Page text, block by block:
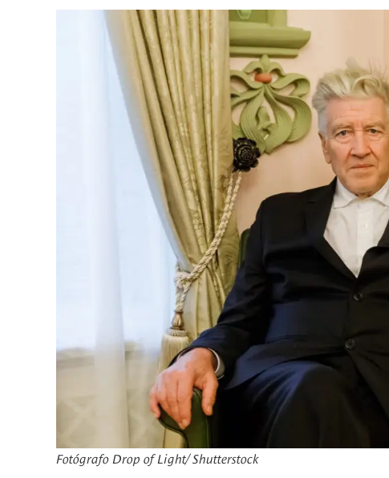
Fotógrafo Drop of Light/ Shutterstock